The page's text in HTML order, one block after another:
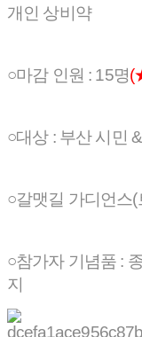
개인 상비약
○마감 인원 : 15명
○대상 : 부산 시민
○갈맷길 가디언스
○참가자 기념품 :
지